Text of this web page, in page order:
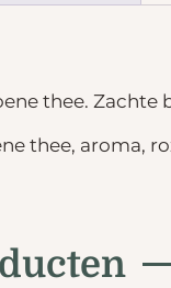
thee.
thee, aroma,